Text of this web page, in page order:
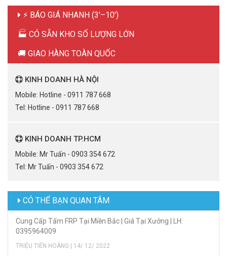
⚡ BÁO GIÁ NHANH (3'–10')
🏭 CÓ SẴN KHO SỐ LƯỢNG LỚN
🚚 GIAO HÀNG TOÀN QUỐC
KINH DOANH HÀ NỘI
Mobile: Hotline - 0911 787 668
Tel: Hotline - 0911 787 668
KINH DOANH TP.HCM
Mobile: Mr Tuấn - 0903 354 672
Tel: Mr Tuấn - 0903 354 672
CÓ THỂ BẠN QUAN TÂM
Cung Cấp Tấm FRP Tại Miền Bắc | Giá Tại Xưởng | LH:
0395964009
TRIỆU TIẾN HOÀNG | 14/ 12/ 2022